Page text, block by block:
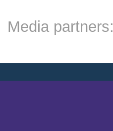
Media partners: